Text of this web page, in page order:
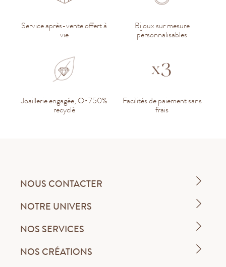
Service après-vente offert à
vie
Bijoux sur mesure
personnalisables
Joaillerie engagée, Or 750%
recyclé
Facilités de paiement sans
frais
NOUS CONTACTER
NOTRE UNIVERS
NOS SERVICES
NOS CRÉATIONS